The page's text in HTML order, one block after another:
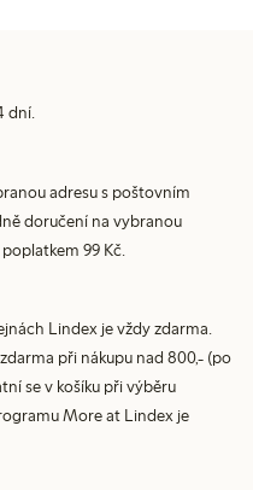
dní.
adresu s poštovním
doručení na vybranou
99 Kč.
Lindex je vždy zdarma.
při nákupu nad 800,- (po
se v košíku při výběru
More at Lindex je